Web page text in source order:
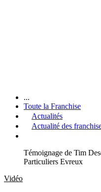
...
Toute la Franchise
Actualités
Actualité des
Témoignage de Tim
Particuliers Evreux
Vidéo